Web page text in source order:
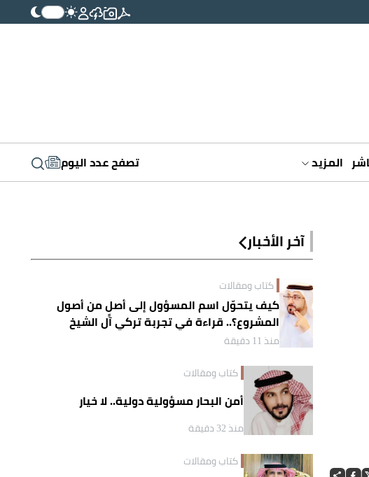
المزيد تصفح عدد اليوم
آخر الأخبار
كتاب ومقالات
كيف يتحوّل اسم المسؤول إلى أصلٍ من أصول
المشروع؟.. قراءة في تجربة تركي آل الشيخ
واقتصاد الانتباه
منذ 11 دقيقة
كتاب ومقالات
أمن البحار مسؤولية دولية.. لا خيار
منذ 32 دقيقة
كتاب ومقالات